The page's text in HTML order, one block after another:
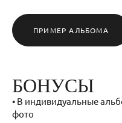
ПРИМЕР АЛЬБОМА
БОНУСЫ
• В индивидуальные
фото